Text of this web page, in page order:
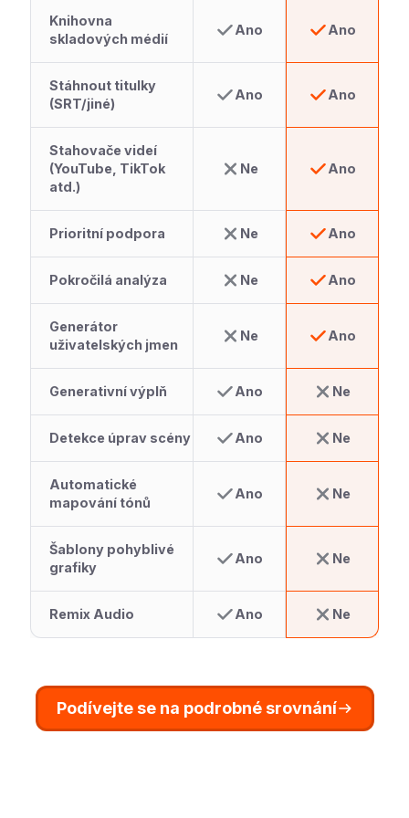
Knihovna
skladových médií
Ano Ano
Stáhnout titulky
(SRT/jiné)
Ano Ano
Stahovače videí
(YouTube, TikTok
atd.)
Ne Ano
Prioritní podpora Ne Ano
Pokročilá analýza Ne Ano
Generátor
uživatelských jmen
Ne Ano
Generativní výplň Ano Ne
Detekce úprav scény Ano Ne
Automatické
mapování tónů
Ano Ne
Šablony pohyblivé
grafiky
Ano Ne
Remix Audio Ano Ne
Podívejte se na podrobné srovnání